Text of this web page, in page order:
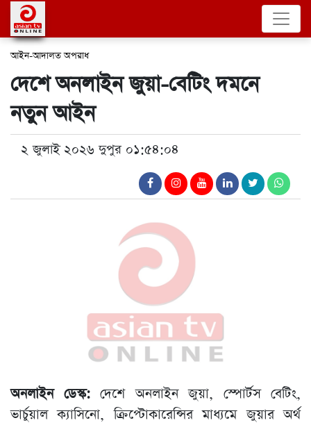
আইন-আদালত অপরাধ
দেশে অনলাইন জুয়া-বেটিং দমনে
নতুন আইন
২ জুলাই ২০২৬ দুপুর ০১:৫৪:০৪
অনলাইন ডেস্ক: দেশে অনলাইন জুয়া, স্পোর্টস বেটিং,
ভার্চুয়াল ক্যাসিনো, ক্রিপ্টোকারেন্সির মাধ্যমে জুয়ার অর্থ